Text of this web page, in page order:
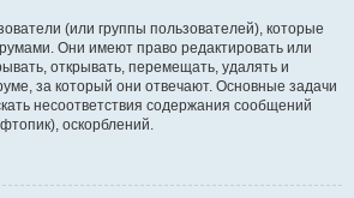
(или группы пользователей), которые
Они имеют право редактировать или
открывать, перемещать, удалять и
за который они отвечают. Основные задачи
несоответствия содержания сообщений
оскорблений.